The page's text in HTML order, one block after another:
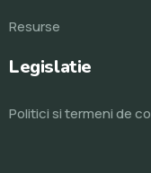
Resurse
Legislatie
Politici si termeni de